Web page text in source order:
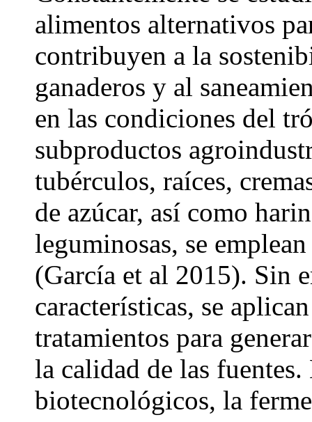
alimentos alternativos
contribuyen a la
ganaderos y al
en las condiciones del
subproductos
tubérculos, raíces,
de azúcar, así como
leguminosas, se
(García et al 2015). Sin
características, se
tratamientos para
la calidad de las fuentes.
biotecnológicos, la